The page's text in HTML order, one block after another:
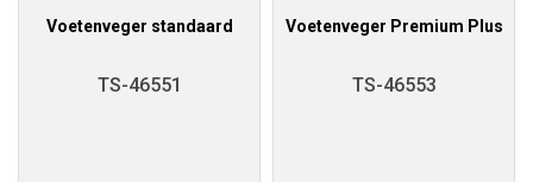
Voetenveger standaard
TS-46551
Voetenveger Premium Plus
TS-46553